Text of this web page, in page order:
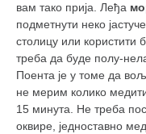
контакт
бесплатна е-књига
термини тренинга
моја прича
моја прича
вам тако прија. Леђа
подметнути неко
столицу или користити
треба да буде полу-
Поента је у томе да
не мерим колико
15 минута. Не треба
оквире, једноставно